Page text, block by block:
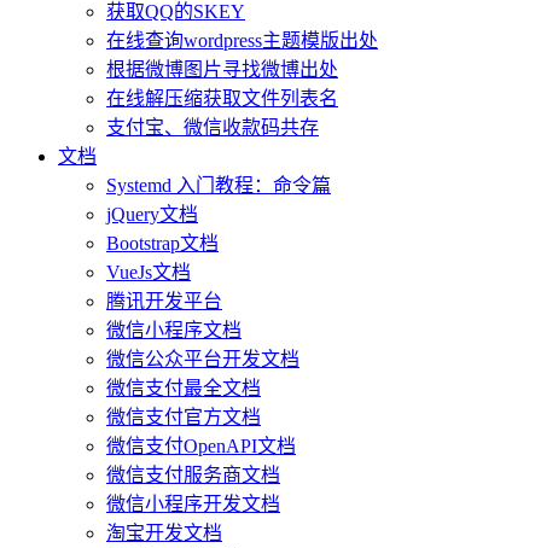
获取QQ的SKEY
在线查询wordpress主题模版出处
根据微博图片寻找微博出处
在线解压缩获取文件列表名
支付宝、微信收款码共存
文档
Systemd 入门教程：命令篇
jQuery文档
Bootstrap文档
VueJs文档
腾讯开发平台
微信小程序文档
微信公众平台开发文档
微信支付最全文档
微信支付官方文档
微信支付OpenAPI文档
微信支付服务商文档
微信小程序开发文档
淘宝开发文档